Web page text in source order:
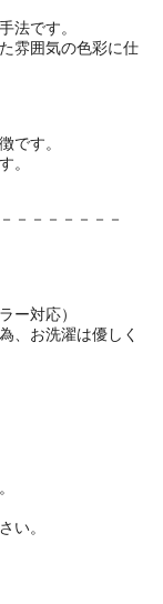
法です。
雰囲気の色彩に仕
です。
。
－－－－－－－
ー対応）
、お洗濯は優しく
い。